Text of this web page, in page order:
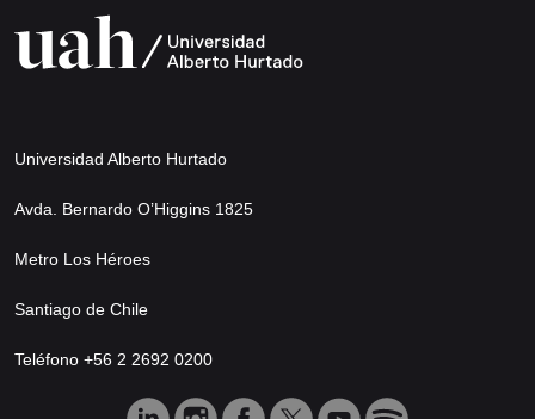
Universidad Alberto Hurtado
Avda. Bernardo O’Higgins 1825
Metro Los Héroes
Santiago de Chile
Teléfono +56 2 2692 0200